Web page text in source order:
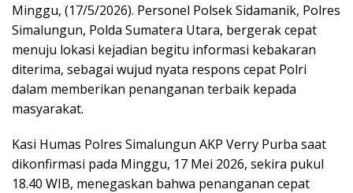
Minggu, (17/5/2026). Personel Polsek Sidamanik, Polres
Simalungun, Polda Sumatera Utara, bergerak cepat
menuju lokasi kejadian begitu informasi kebakaran
diterima, sebagai wujud nyata respons cepat Polri
dalam memberikan penanganan terbaik kepada
masyarakat.
Kasi Humas Polres Simalungun AKP Verry Purba saat
dikonfirmasi pada Minggu, 17 Mei 2026, sekira pukul
18.40 WIB, menegaskan bahwa penanganan cepat